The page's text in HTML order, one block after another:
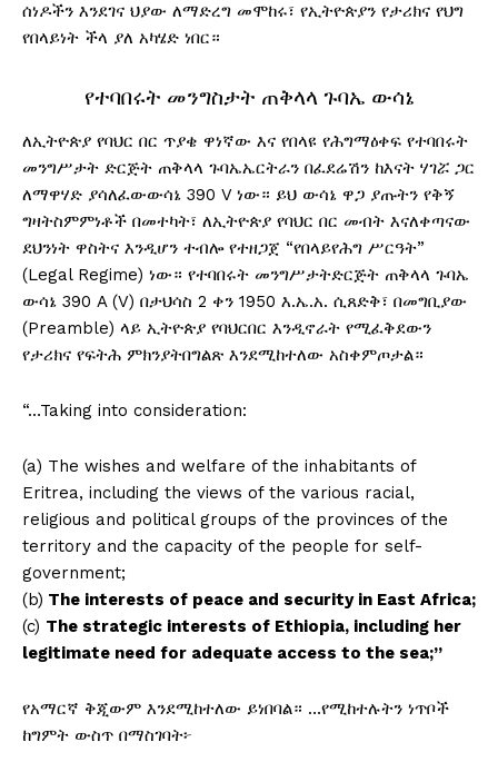
ሰነዶችን እንደገና ህያው ለማድረግ መሞከሩ፣ የኢትዮጵያን የታሪክና የህግ
የበላይነት ችላ ያለ አካሄድ ነበር።
የተባበሩት መንግስታት ጠቅላላ ጉባኤ ውሳኔ
ለኢትዮጵያ የባህር በር ጥያቄ ዋነኛው እና የበላዩ የሕግማዕቀፍ የተባበሩት
መንግሥታት ድርጅት ጠቅላላ ጉባኤኤርትራን በፈደሬሽን ከእናት ሃገሯ ጋር
ለማዋሃድ ያሳለፈውውሳኔ 390 V ነው። ይህ ውሳኔ ዋጋ ያጡትን የቅኝ
ግዛትስምምነቶች በመተካት፣ ለኢትዮጵያ የባህር በር መብት እናለቀጣናው
ደህንነት ዋስትና እንዲሆን ተብሎ የተዘጋጀ “የበላይየሕግ ሥርዓት”
(Legal Regime) ነው። የተባበሩት መንግሥታትድርጅት ጠቅላላ ጉባኤ
ውሳኔ 390 A (V) በታህሳስ 2 ቀን 1950 እ.ኤ.አ. ሲጸድቅ፣ በመግቢያው
(Preamble) ላይ ኢትዮጵያ የባህርበር እንዲኖራት የሚፈቅደውን
የታሪክና የፍትሕ ምክንያትበግልጽ እንደሚከተለው አስቀምጦታል።
“…Taking into consideration:
(a) The wishes and welfare of the inhabitants of
Eritrea, including the views of the various racial,
religious and political groups of the provinces of the
territory and the capacity of the people for self-
government;
(b) The interests of peace and security in East Africa;
(c) The strategic interests of Ethiopia, including her
legitimate need for adequate access to the sea;”
የአማርኛ ቅጂውም እንደሚከተለው ይነበባል። …የሚከተሉትን ነጥቦች
ከግምት ውስጥ በማስገባት፦